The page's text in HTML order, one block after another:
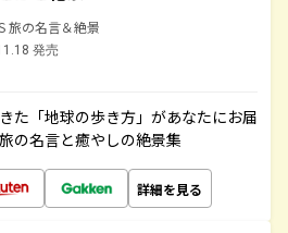
旅の名言＆絶景
発売
た「地球の歩き方」があなたにお届
の名言と癒やしの絶景集
詳細を見る